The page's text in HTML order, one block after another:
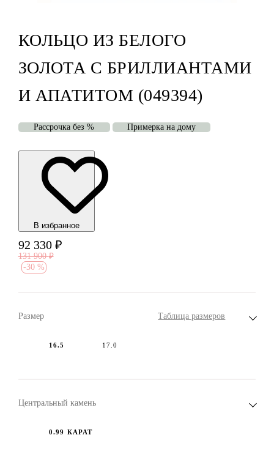
КОЛЬЦО ИЗ БЕЛОГО
ЗОЛОТА С БРИЛЛИАНТАМИ
И АПАТИТОМ (049394)
Рассрочка без % Примерка на дому
В избранноe
92 330 ₽
131 900 ₽
-30 %
Размер Таблица размеров
16.5 17.0
Центральный камень
0.99 КАРАТ